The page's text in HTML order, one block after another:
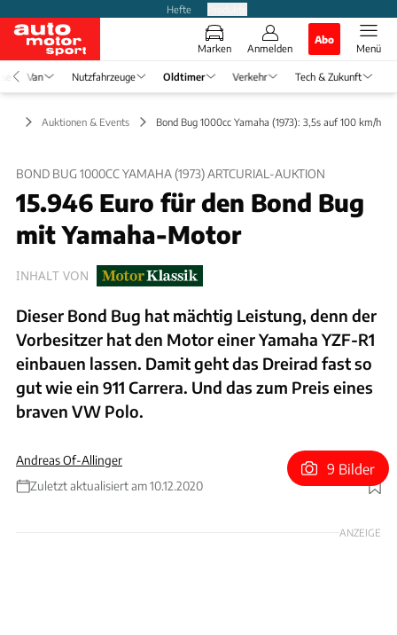
Hefte
Marken Anmelden
Abo
Menü
Van Nutzfahrzeuge Oldtimer Verkehr Tech & Zukunft
Auktionen & Events Bond Bug 1000cc Yamaha (1973): 3,5s auf 100 km/h
BOND BUG 1000CC YAMAHA (1973) ARTCURIAL-AUKTION
15.946 Euro für den Bond Bug
mit Yamaha-Motor
INHALT VON
Dieser Bond Bug hat mächtig Leistung, denn der
Vorbesitzer hat den Motor einer Yamaha YZF-R1
einbauen lassen. Damit geht das Dreirad fast so
gut wie ein 911 Carrera. Und das zum Preis eines
braven VW Polo.
Andreas Of-Allinger
Zuletzt aktualisiert am 10.12.2020
Foto: Artcurial
9 Bilder
ANZEIGE